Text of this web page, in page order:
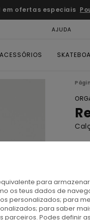
em ofertas especiais
AJUDA
ACESSÓRIOS
5.0
para
os teus dados de
personalizados; para
para saber
Podes definir